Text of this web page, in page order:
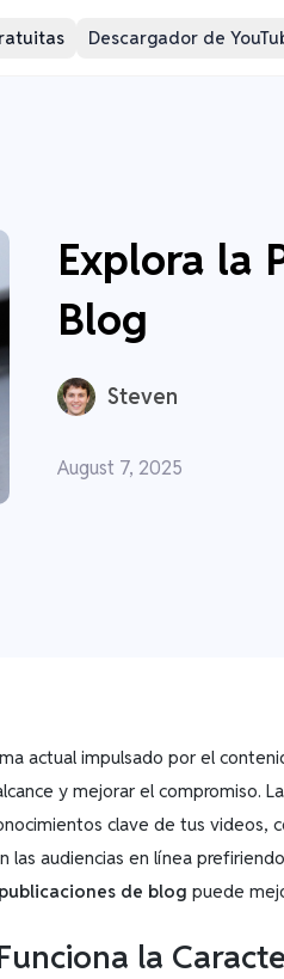
Descargador de
Explora la
Blog
Steven
August 7, 2025
actual impulsado por el
y mejorar el compromiso.
clave de tus videos,
las audiencias en línea
de blog puede
la